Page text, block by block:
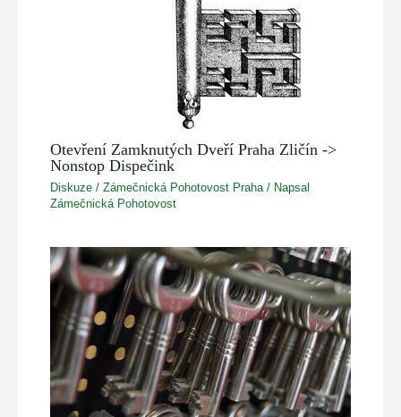
Otevření Zamknutých Dveří Praha Zličín ->
Nonstop Dispečink
Diskuze /Zámečnická Pohotovost Praha / Napsal
Zámečnická Pohotovost